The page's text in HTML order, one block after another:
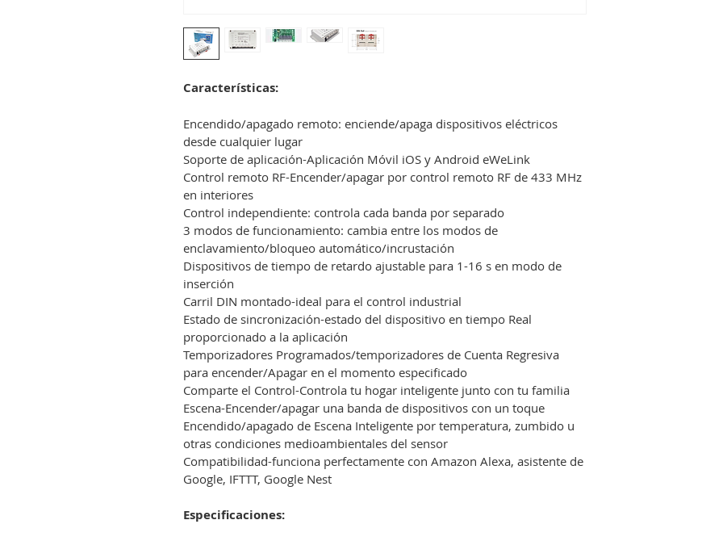
Características:
Encendido/apagado remoto: enciende/apaga dispositivos eléctricos
desde cualquier lugar
Soporte de aplicación-Aplicación Móvil iOS y Android eWeLink
Control remoto RF-Encender/apagar por control remoto RF de 433 MHz
en interiores
Control independiente: controla cada banda por separado
3 modos de funcionamiento: cambia entre los modos de
enclavamiento/bloqueo automático/incrustación
Dispositivos de tiempo de retardo ajustable para 1-16 s en modo de
inserción
Carril DIN montado-ideal para el control industrial
Estado de sincronización-estado del dispositivo en tiempo Real
proporcionado a la aplicación
Temporizadores Programados/temporizadores de Cuenta Regresiva
para encender/Apagar en el momento especificado
Comparte el Control-Controla tu hogar inteligente junto con tu familia
Escena-Encender/apagar una banda de dispositivos con un toque
Encendido/apagado de Escena Inteligente por temperatura, zumbido u
otras condiciones medioambientales del sensor
Compatibilidad-funciona perfectamente con Amazon Alexa, asistente de
Google, IFTTT, Google Nest
Especificaciones: